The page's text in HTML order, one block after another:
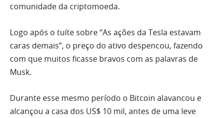
comunidade da criptomoeda.
Logo após o tuíte sobre “As ações da Tesla estavam
caras demais”, o preço do ativo despencou, fazendo
com que muitos ficasse bravos com as palavras de
Musk.
Durante esse mesmo período o Bitcoin alavancou e
alcançou a casa dos US$ 10 mil, antes de uma leve